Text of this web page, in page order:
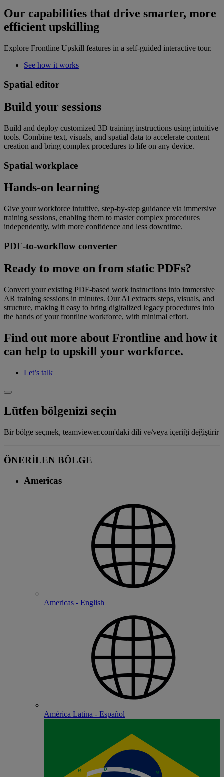
Our capabilities that drive smarter, more
efficient upskilling
Explore Frontline Upskill features in a self-guided interactive tour.
See how it works
Spatial editor
Build your sessions
Build and deploy customized 3D training instructions using intuitive
tools. Combine text, visuals, and spatial data to accelerate content
creation and bring complex procedures to life on any device.
Spatial workplace
Hands-on learning
Give your workforce intuitive, step-by-step guidance via immersive
training sessions, enabling them to master complex procedures
independently, with more confidence and less downtime.
PDF-to-workflow converter
Ready to move on from static PDFs?
Convert your existing PDF-based work instructions into immersive
AR training sessions in minutes. Our AI extracts steps, visuals, and
structure, making it easy to bring digitalized legacy procedures into
the hands of your frontline workforce, with minimal effort.
Find out more about Frontline and how it
can help to upskill your workforce.
Let’s talk
Lütfen bölgenizi seçin
Bir bölge seçmek, teamviewer.com'daki dili ve/veya içeriği değiştirir
ÖNERİLEN BÖLGE
Americas
Americas - English
América Latina - Español